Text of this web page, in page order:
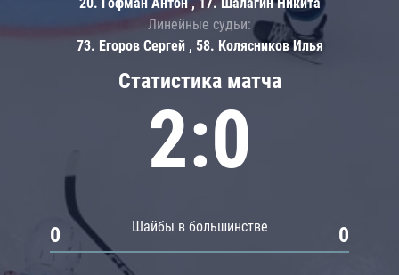
Статистика матча
2:0
Шайбы в большинстве
0 0
Линейные судьи:
73. Егоров Сергей , 58. Колясников Илья